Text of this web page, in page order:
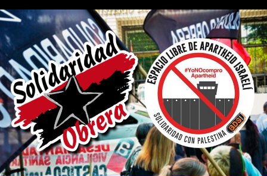
Saltar
contenido